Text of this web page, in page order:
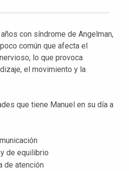
con síndrome de Angelman,
común que afecta el
lo que provoca
el movimiento y la
que tiene Manuel en su día a
de equilibrio
de atención